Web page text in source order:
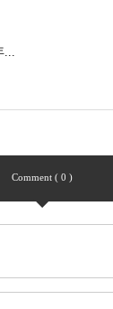
Comment ( 0 )